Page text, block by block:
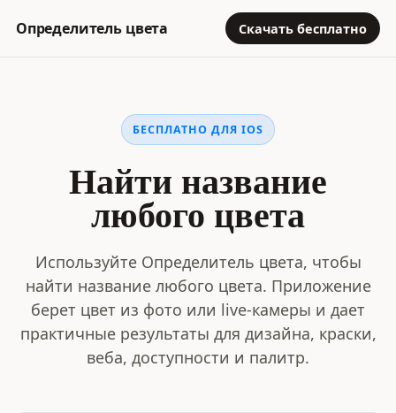
Определитель цвета Скачать бесплатно
БЕСПЛАТНО ДЛЯ IOS
Найти название
любого цвета
Используйте Определитель цвета, чтобы
найти название любого цвета. Приложение
берет цвет из фото или live-камеры и дает
практичные результаты для дизайна, краски,
веба, доступности и палитр.